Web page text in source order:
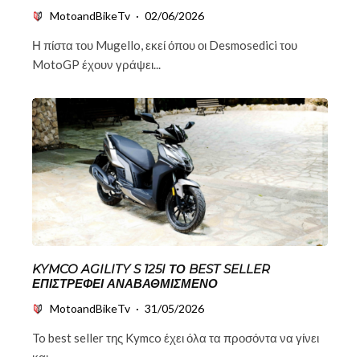
MotoandBikeTv · 02/06/2026
Η πίστα του Mugello, εκεί όπου οι Desmosedici του
MotoGP έχουν γράψει...
KYMCO AGILITY S 125I ΤΟ BEST SELLER
ΕΠΙΣΤΡΈΦΕΙ ΑΝΑΒΑΘΜΙΣΜΈΝΟ
MotoandBikeTv · 31/05/2026
To best seller της Kymco έχει όλα τα προσόντα να γίνει